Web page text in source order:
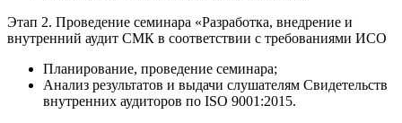
Этап 2. Проведение семинара «Разработка, внедрение и
внутренний аудит СМК в соответствии с требованиями ИСО
Планирование, проведение семинара;
Анализ результатов и выдачи слушателям Свидетельств
внутренних аудиторов по ISO 9001:2015.